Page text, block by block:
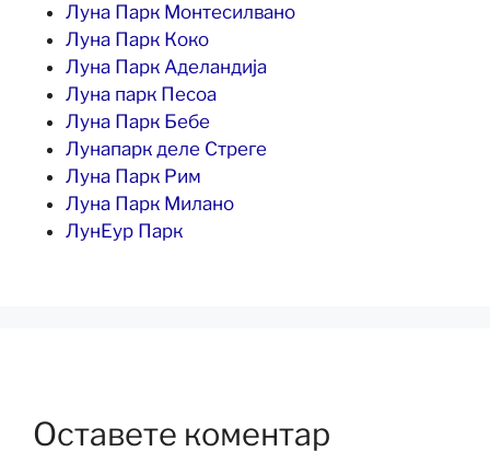
Луна Парк Монтесилвано
Луна Парк Коко
Луна Парк Аделандија
Луна парк Песоа
Луна Парк Бебе
Лунапарк деле Стреге
Луна Парк Рим
Луна Парк Милано
ЛунЕур Парк
Оставете коментар